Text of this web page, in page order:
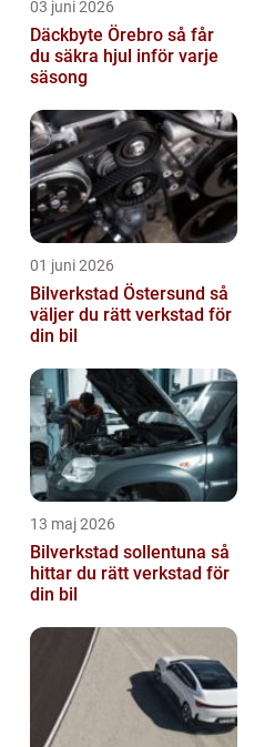
03 juni 2026
Däckbyte Örebro så får
du säkra hjul inför varje
säsong
01 juni 2026
Bilverkstad Östersund så
väljer du rätt verkstad för
din bil
13 maj 2026
Bilverkstad sollentuna så
hittar du rätt verkstad för
din bil